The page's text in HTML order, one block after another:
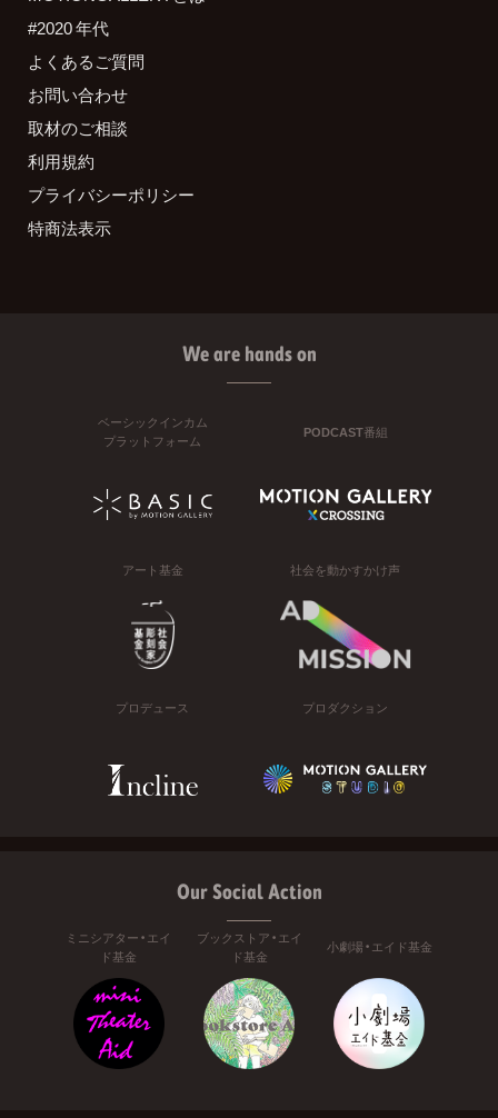
#2020 年代
よくあるご質問
お問い合わせ
取材のご相談
利用規約
プライバシーポリシー
特商法表示
We are hands on
ベーシックインカム
プラットフォーム
PODCAST番組
アート基金 社会を動かすかけ声
プロデュース プロダクション
Our Social Action
ミニシアター・エイ
ド基金
ブックストア・エイ
ド基金
小劇場・エイド基金